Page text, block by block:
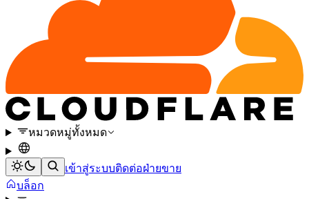
หมวดหมู่ทั้งหมด
เข้าสู่ระบบติดต่อฝ่ายขาย
บล็อก